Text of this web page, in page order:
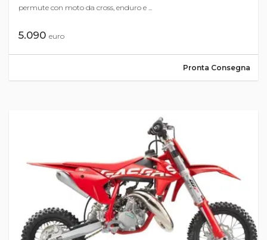
permute con moto da cross, enduro e ...
5.090 euro
Pronta Consegna